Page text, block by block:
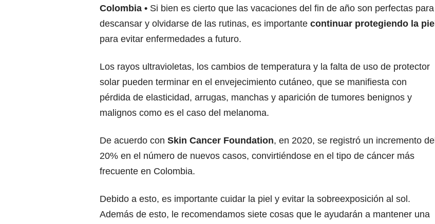
Colombia
Si bien es cierto que las vacaciones del fin de año son perfectas para
descansar y olvidarse de las rutinas, es importante continuar protegiendo la piel
para evitar enfermedades a futuro.
Los rayos ultravioletas, los cambios de temperatura y la falta de uso de protector
solar pueden terminar en el envejecimiento cutáneo, que se manifiesta con
pérdida de elasticidad, arrugas, manchas y aparición de tumores benignos y
malignos como es el caso del melanoma.
De acuerdo con Skin Cancer Foundation, en 2020, se registró un incremento del
20% en el número de nuevos casos, convirtiéndose en el tipo de cáncer más
frecuente en Colombia.
Debido a esto, es importante cuidar la piel y evitar la sobreexposición al sol.
Además de esto, le recomendamos siete cosas que le ayudarán a mantener una